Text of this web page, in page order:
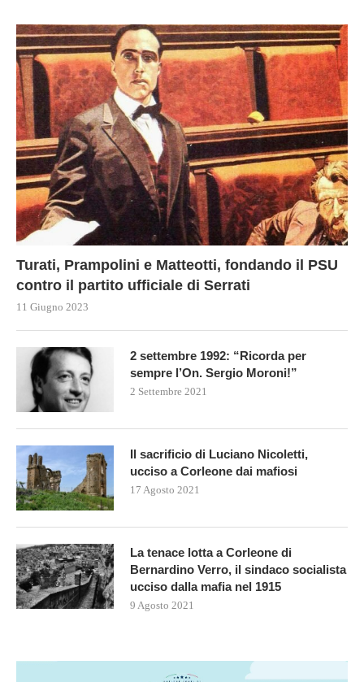
Turati, Prampolini e Matteotti, fondando il PSU
contro il partito ufficiale di Serrati
11 Giugno 2023
2 settembre 1992: “Ricorda per
sempre l’On. Sergio Moroni!”
2 Settembre 2021
Il sacrificio di Luciano Nicoletti,
ucciso a Corleone dai mafiosi
17 Agosto 2021
La tenace lotta a Corleone di
Bernardino Verro, il sindaco socialista
ucciso dalla mafia nel 1915
9 Agosto 2021